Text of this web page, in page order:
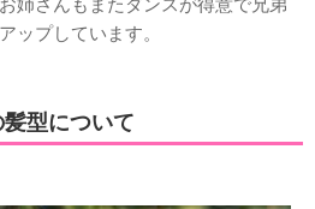
姉さんもまたダンスが得意で兄弟
ップしています。
型について